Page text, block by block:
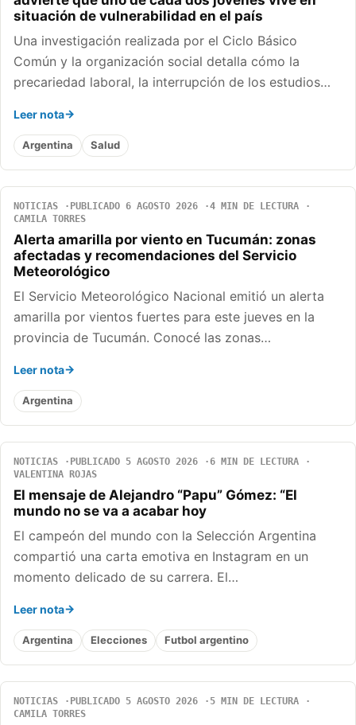
situación de vulnerabilidad en el país
Una investigación realizada por el Ciclo Básico
Común y la organización social detalla cómo la
precariedad laboral, la interrupción de los estudios…
Leer nota
Argentina Salud
NOTICIAS PUBLICADO 6 AGOSTO 2026
4 MIN DE LECTURA
CAMILA TORRES
Alerta amarilla por viento en Tucumán: zonas
afectadas y recomendaciones del Servicio
Meteorológico
El Servicio Meteorológico Nacional emitió un alerta
amarilla por vientos fuertes para este jueves en la
provincia de Tucumán. Conocé las zonas…
Leer nota
Argentina
NOTICIAS PUBLICADO 5 AGOSTO 2026
6 MIN DE LECTURA
VALENTINA ROJAS
El mensaje de Alejandro “Papu” Gómez: “El
mundo no se va a acabar hoy
El campeón del mundo con la Selección Argentina
compartió una carta emotiva en Instagram en un
momento delicado de su carrera. El…
Leer nota
Argentina Elecciones Futbol argentino
NOTICIAS PUBLICADO 5 AGOSTO 2026
5 MIN DE LECTURA
CAMILA TORRES